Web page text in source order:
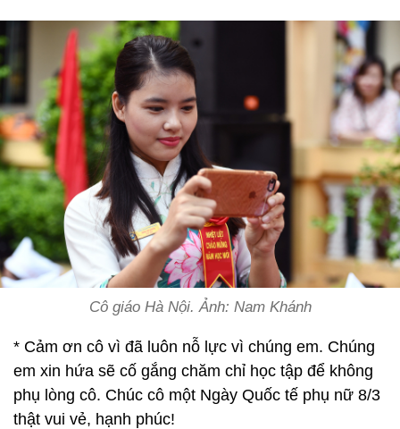
Cô giáo Hà Nội. Ảnh: Nam Khánh
* Cảm ơn cô vì đã luôn nỗ lực vì chúng em. Chúng
em xin hứa sẽ cố gắng chăm chỉ học tập để không
phụ lòng cô. Chúc cô một Ngày Quốc tế phụ nữ 8/3
thật vui vẻ, hạnh phúc!